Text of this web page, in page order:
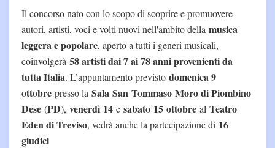
Il concorso nato con lo scopo di scoprire e promuovere
autori, artisti, voci e volti nuovi nell'ambito della musica
leggera e popolare, aperto a tutti i generi musicali,
coinvolgerà 58 artisti dai 7 ai 78 anni provenienti da
tutta Italia. L’appuntamento previsto domenica 9
ottobre presso la Sala San Tommaso Moro di Piombino
Dese (PD), venerdì 14 e sabato 15 ottobre al Teatro
Eden di Treviso, vedrà anche la partecipazione di 16
giudici